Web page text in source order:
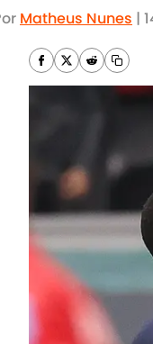
Matheus Nunes |